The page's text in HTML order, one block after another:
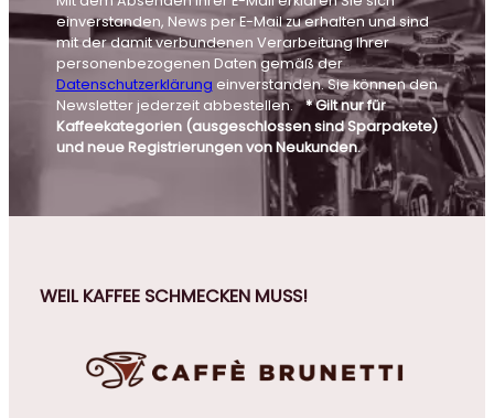
einverstanden, News per E-Mail zu erhalten und sind
mit der damit verbundenen Verarbeitung Ihrer
personenbezogenen Daten gemäß der
Datenschutzerklärung einverstanden. Sie können den
Newsletter jederzeit abbestellen.* Gilt nur für
Kaffeekategorien (ausgeschlossen sind Sparpakete)
und neue Registrierungen von Neukunden.
WEIL KAFFEE SCHMECKEN MUSS!